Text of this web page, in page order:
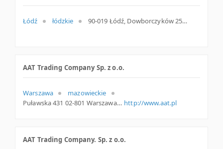
Łódź łódzkie 90-019 Łódź, Dowborczyków 25, woj. Łódzkie, pow. Łódź, gm. Łódź
AAT Trading Company Sp. z o.o.
Warszawa
mazowieckie
Puławska 431 02-801 Warszawa Polska http://www.aat.pl
AAT Trading Company. Sp. z o.o.